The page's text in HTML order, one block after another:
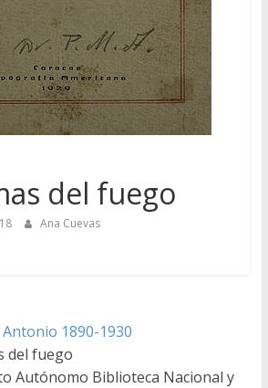
del fuego
Ana Cuevas
Antonio 1890-1930
del fuego
Autónomo Biblioteca Nacional y